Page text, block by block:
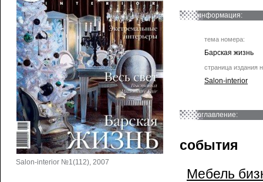
Salon-interior №1(112), 2007
информация:
тема номера:
Барская жизнь
страница издания
Salon-interior
оглавление:
события
Мебель